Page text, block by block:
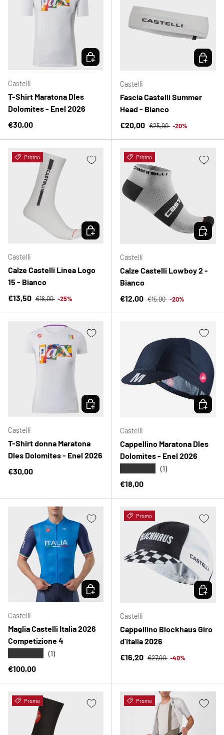
Castelli
T-Shirt Maratona Dles
Dolomites - Enel 2026
Prezzo normale
€30,00
SCEGLI OPZIONI
Castelli
Fascia Castelli Summer
Head - Bianco
Prezzo di vendita
€20,00 Prezzo normale
€25,00 -20%
SCEGLI
Promo
Castelli
Calze Castelli Linea Logo
15 - Bianco
Prezzo di vendita
€13,50 Prezzo normale
€18,00 -25%
SCEGLI OPZIONI
Promo
Castelli
Calze Castelli Lowboy 2 -
Bianco
Prezzo di vendita
€12,00 Prezzo normale
€15,00 -20%
SCEGLI
Castelli
T-Shirt donna Maratona
Dles Dolomites - Enel 2026
Prezzo normale
€30,00
SCEGLI OPZIONI
Castelli
Cappellino Maratona Dles
Dolomites - Enel 2026
(1)
Prezzo normale
€18,00
SCEGLI
Castelli
Maglia Castelli Italia 2026
Competizione 4
(1)
Prezzo normale
€100,00
SCEGLI OPZIONI
Promo
Castelli
Cappellino Blockhaus Giro
d'Italia 2026
Prezzo di vendita
€16,20 Prezzo normale
€27,00 -40%
SCEGLI
Promo Promo